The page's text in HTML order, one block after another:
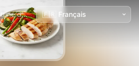
avec légumes rôtis non féculents